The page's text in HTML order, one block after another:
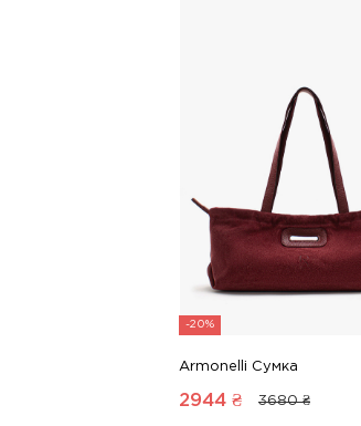
-20%
Armonelli Сумка
2944 ₴ 3680 ₴